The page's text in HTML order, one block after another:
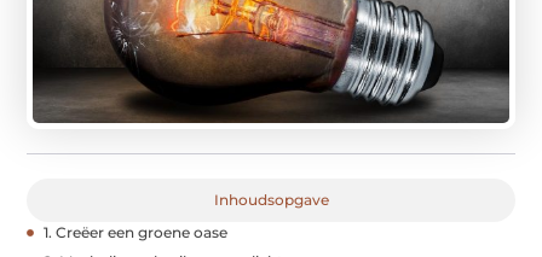
Inhoudsopgave
1. Creëer een groene oase